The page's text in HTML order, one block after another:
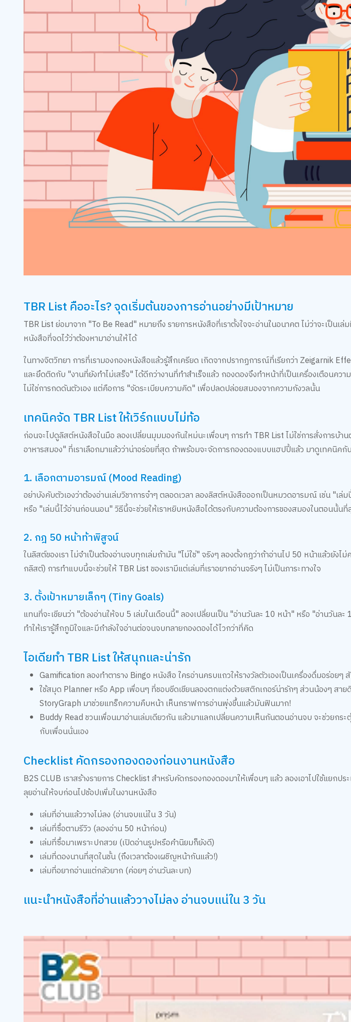
TBR List คืออะไร? จุดเริ่มต้นของการอ่านอย่างมีเป้าหมาย
TBR List ย่อมาจาก "To Be Read" หมายถึง รายการหนังสือที่เราตั้งใจจะอ่านในอนาคต ไม่ว่าจะเป็นเ
หนังสือที่จดไว้ว่าต้องหามาอ่านให้ได้
ในทางจิตวิทยา การที่เรามองกองหนังสือแล้วรู้สึกเครียด เกิดจากปรากฏการณ์ที่เรียกว่า Zeigarnik
และยึดติดกับ "งานที่ยังทำไม่เสร็จ" ได้ดีกว่างานที่ทำสำเร็จแล้ว กองดองจึงทำหน้าที่เป็นเครื่องเตือนคว
ไม่ใช่การกดดันตัวเอง แต่คือการ "จัดระเบียบความคิด" เพื่อปลดปล่อยสมองจากความกังวลนั้น
เทคนิคจัด TBR List ให้เวิร์กแบบไม่ท้อ
ก่อนจะไปดูลิสต์หนังสือในมือ ลองเปลี่ยนมุมมองกันใหม่นะเพื่อนๆ การทำ TBR List ไม่ใช่การสั่งการบ้า
อาหารสมอง" ที่เราเลือกมาแล้วว่าน่าอร่อยที่สุด ถ้าพร้อมจะจัดการกองดองแบบแฮปปี้แล้ว มาดูเทคนิคกั
1. เลือกตามอารมณ์ (Mood Reading)
อย่าบังคับตัวเองว่าต้องอ่านเล่มวิชาการจ๋าๆ ตลอดเวลา ลองลิสต์หนังสือออกเป็นหมวดอารมณ์ เช่น "เล่
หรือ "เล่มนี้ไว้อ่านก่อนนอน" วิธีนี้จะช่วยให้เราหยิบหนังสือได้ตรงกับความต้องการของสมองในตอนนั้น
2. กฎ 50 หน้าท้าพิสูจน์
ในลิสต์ของเรา ไม่จำเป็นต้องอ่านจบทุกเล่มถ้ามัน "ไม่ใช่" จริงๆ ลองตั้งกฎว่าถ้าอ่านไป 50 หน้าแล้วยัง
กลิสต์) การทำแบบนี้จะช่วยให้ TBR List ของเรามีแต่เล่มที่เราอยากอ่านจริงๆ ไม่เป็นภาระทางใจ
3. ตั้งเป้าหมายเล็กๆ (Tiny Goals)
แทนที่จะเขียนว่า "ต้องอ่านให้จบ 5 เล่มในเดือนนี้" ลองเปลี่ยนเป็น "อ่านวันละ 10 หน้า" หรือ "อ่านวันละ
ทำให้เรารู้สึกภูมิใจและมีกำลังใจอ่านต่อจนจบทลายกองดองได้ไวกว่าที่คิด
ไอเดียทำ TBR List ให้สนุกและน่ารัก
Gamification ลองทำตาราง Bingo หนังสือ ใครอ่านครบแถวให้รางวัลตัวเองเป็นเครื่องดื่มอร่อย
ใช้สมุด Planner หรือ App เพื่อนๆ ที่ชอบขีดเขียนลองตกแต่งด้วยสติกเกอร์น่ารักๆ ส่วนน้องๆ สา
StoryGraph มาช่วยแทร็กความคืบหน้า เห็นกราฟการอ่านพุ่งขึ้นแล้วมันฟินมาก!
Buddy Read ชวนเพื่อนมาอ่านเล่มเดียวกัน แล้วมาแลกเปลี่ยนความเห็นกันตอนอ่านจบ จะช่วยกระ
กับเพื่อนนั่นเอง
Checklist คัดกรองกองดองก่อนงานหนังสือ
B2S CLUB เราสร้างรายการ Checklist สำหรับคัดกรองกองดองมาให้เพื่อนๆ แล้ว ลองเอาไปใช้แยกป
ลุยอ่านให้จบก่อนไปช้อปเพิ่มในงานหนังสือ
เล่มที่อ่านแล้ววางไม่ลง (อ่านจบแน่ใน 3 วัน)
เล่มที่ซื้อตามรีวิว (ลองอ่าน 50 หน้าก่อน)
เล่มที่ซื้อมาเพราะปกสวย (เปิดอ่านรูปหรือคำนิยมก็ยังดี)
เล่มที่ดองนานที่สุดในชั้น (ถึงเวลาต้องเผชิญหน้ากันแล้ว!)
เล่มที่อยากอ่านแต่กลัวยาก (ค่อยๆ อ่านวันละบท)
แนะนำหนังสือที่อ่านแล้ววางไม่ลง อ่านจบแน่ใน 3 วัน